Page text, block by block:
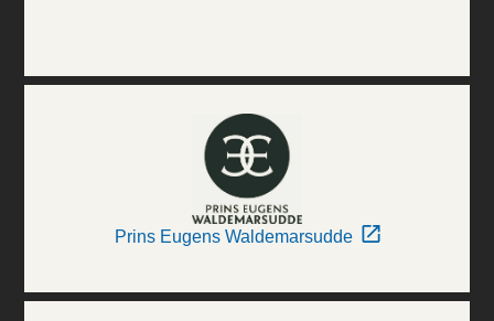
Prins Eugens Waldemarsudde